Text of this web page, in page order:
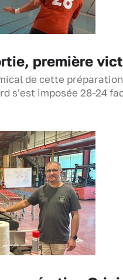
première
de cette préparation
s'est imposée 28-24